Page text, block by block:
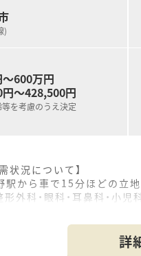
)
600万円
～428,500円
を考慮のうえ決定
状況について】
から車で15分ほどの立地
形外科・眼科・耳鼻科・小
名から4名の複数名体制で
詳